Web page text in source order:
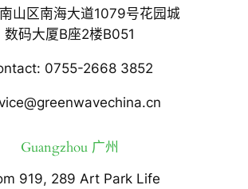
山区南海大道1079号花园城
数码大厦B座2楼B051
0755-2668 3852
Guangzhou 广州
919, 289 Art Park Life